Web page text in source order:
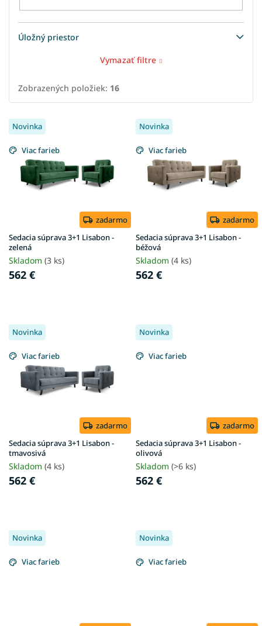
Úložný priestor
Vymazať filtre
Zobrazených položiek: 16
V
ý
p
i
u
k
t
o
Novinka
Viac farieb
zadarmo
Sedacia súprava 3+1 Lisabon -
zelená
Skladom (3 ks)
562 €
Novinka
Viac farieb
zadarmo
Sedacia súprava 3+1 Lisabon -
béžová
Skladom (4 ks)
562 €
Novinka
Viac farieb
zadarmo
Sedacia súprava 3+1 Lisabon -
tmavosivá
Skladom (4 ks)
562 €
Novinka
Viac farieb
zadarmo
Sedacia súprava 3+1 Lisabon -
olivová
Skladom (>6 ks)
562 €
Novinka
Viac farieb
Novinka
Viac farieb